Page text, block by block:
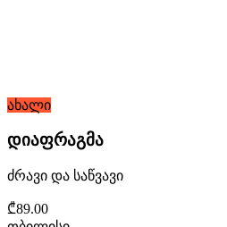
ახალი
დიაფრაგმა
ძრავი და საწვავი
₾89.00